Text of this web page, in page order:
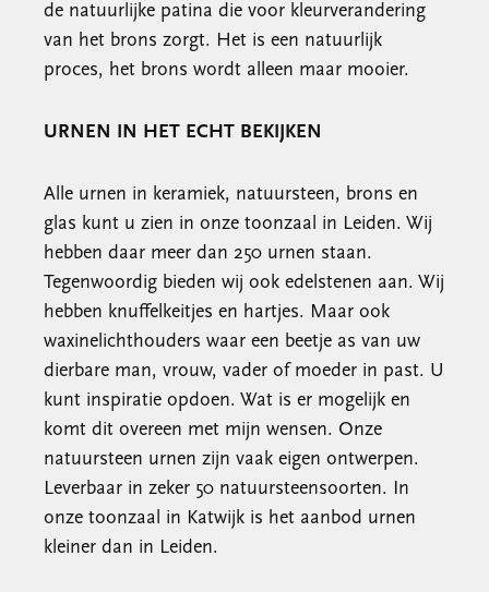
de natuurlijke patina die voor kleurverandering
van het brons zorgt. Het is een natuurlijk
proces, het brons wordt alleen maar mooier.
URNEN IN HET ECHT BEKIJKEN
Alle urnen in keramiek, natuursteen, brons en
glas kunt u zien in onze toonzaal in Leiden. Wij
hebben daar meer dan 250 urnen staan.
Tegenwoordig bieden wij ook edelstenen aan. Wij
hebben knuffelkeitjes en hartjes. Maar ook
waxinelichthouders waar een beetje as van uw
dierbare man, vrouw, vader of moeder in past. U
kunt inspiratie opdoen. Wat is er mogelijk en
komt dit overeen met mijn wensen. Onze
natuursteen urnen zijn vaak eigen ontwerpen.
Leverbaar in zeker 50 natuursteensoorten. In
onze toonzaal in Katwijk is het aanbod urnen
kleiner dan in Leiden.